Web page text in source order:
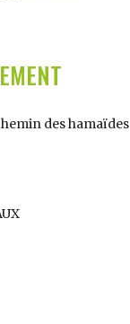
des hamaïdes